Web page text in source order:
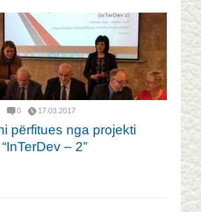
0 17.03.2017
përfitues nga projekti
“InTerDev – 2”